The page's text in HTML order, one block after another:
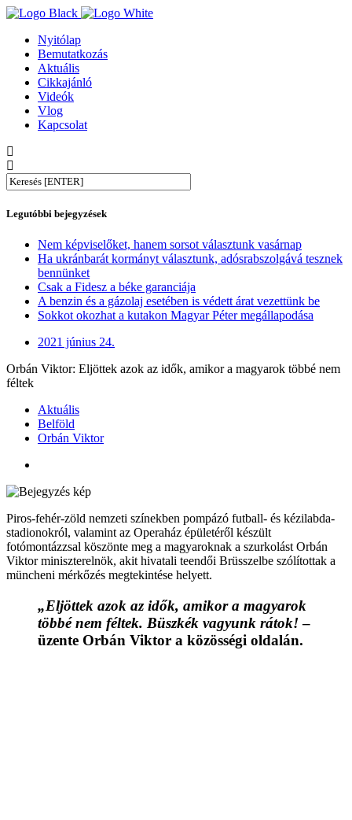
Nyitólap
Bemutatkozás
Aktuális
Cikkajánló
Videók
Vlog
Kapcsolat
Legutóbbi bejegyzések
Nem képviselőket, hanem sorsot választunk vasárnap
Ha ukránbarát kormányt választunk, adósrabszolgává tesznek
bennünket
Csak a Fidesz a béke garanciája
A benzin és a gázolaj esetében is védett árat vezettünk be
Sokkot okozhat a kutakon Magyar Péter megállapodása
2021 június 24.
Orbán Viktor: Eljöttek azok az idők, amikor a magyarok többé nem
féltek
Aktuális
Belföld
Orbán Viktor
Piros-fehér-zöld nemzeti színekben pompázó futball- és kézilabda-
stadionokról, valamint az Operaház épületéről készült
fotómontázzsal köszönte meg a magyaroknak a szurkolást Orbán
Viktor miniszterelnök, akit hivatali teendői Brüsszelbe szólítottak a
müncheni mérkőzés megtekintése helyett.
„Eljöttek azok az idők, amikor a magyarok
többé nem féltek. Büszkék vagyunk rátok!–
üzente Orbán Viktor a közösségi oldalán.